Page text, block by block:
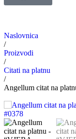
Naslovnica
/
Proizvodi
/
Citati na platnu
/
Angellum citat na